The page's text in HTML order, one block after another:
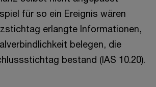
für so ein Ereignis wären
erlangte Informationen,
belegen, die
bestand (IAS 10.20).